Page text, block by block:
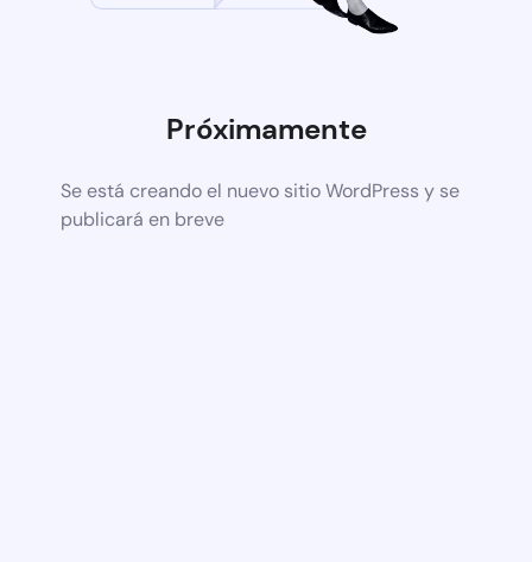
Próximamente
Se está creando el nuevo sitio WordPress y se
publicará en breve